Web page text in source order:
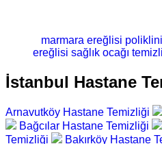
marmara ereğlisi
ereğlisi sağlık ocağı
İstanbul Hastane
Arnavutköy Hastane Temizliği
Bağcılar Hastane Temizliği
Temizliği
Bakırköy Hastane